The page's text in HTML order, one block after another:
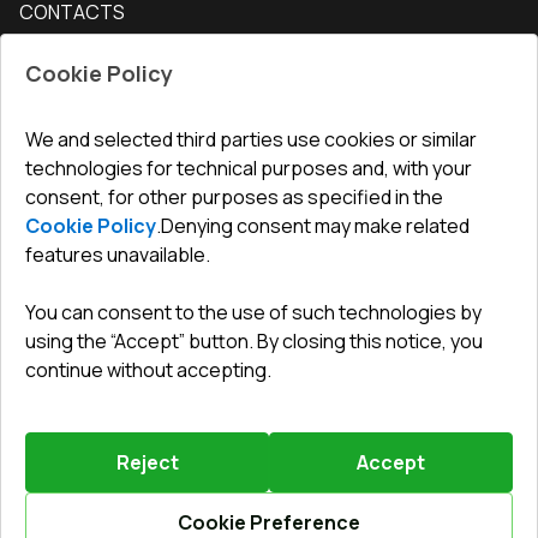
Interior doors
How to measure windows
For companies, cooperation
Conditions for returning goods
Guarantee
CONTACTS
undefined(undefined)
info@toptechnik.com.pl
Polityka prywatności
REGULAMIN
©2026.All right reserved.Powered byVitrager.com.
Report a problem?
Cookie Policy
We and selected third parties use cookies or similar
technologies for technical purposes and, with your
consent, for other purposes as specified in the
Cookie Policy.Denying consent may make related
features unavailable.
You can consent to the use of such technologies by
using the “Accept” button. By closing this notice, you
continue without accepting.
Reject Accept
Cookie Preference